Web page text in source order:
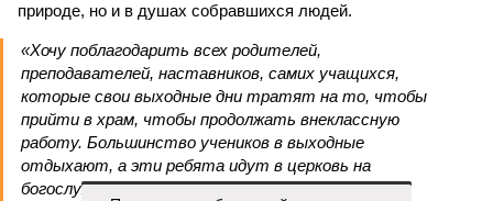
природе, но и в душах собравшихся людей.
«Хочу поблагодарить всех родителей,
преподавателей, наставников, самих учащихся,
которые свои выходные дни тратят на то, чтобы
прийти в храм, чтобы продолжать внеклассную
работу. Большинство учеников в выходные
отдыхают, а эти ребята идут в церковь на
богослужение, занимаются музыкой и другим